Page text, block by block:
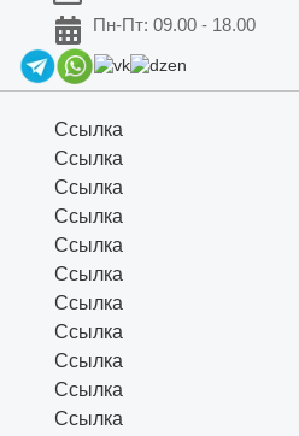
Пн-Пт: 09.00 - 18.00
Ссылка
Ссылка
Ссылка
Ссылка
Ссылка
Ссылка
Ссылка
Ссылка
Ссылка
Ссылка
Ссылка